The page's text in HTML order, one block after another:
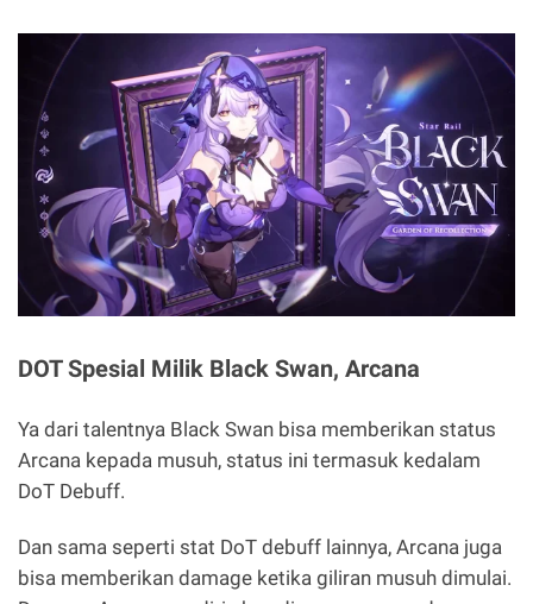
DOT Spesial Milik Black Swan, Arcana
Ya dari talentnya Black Swan bisa memberikan status
Arcana kepada musuh, status ini termasuk kedalam
DoT Debuff.
Dan sama seperti stat DoT debuff lainnya, Arcana juga
bisa memberikan damage ketika giliran musuh dimulai.